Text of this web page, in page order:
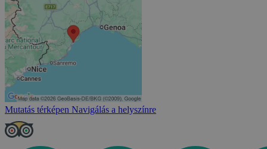
Mutatás térképen Navigálás a helyszínre